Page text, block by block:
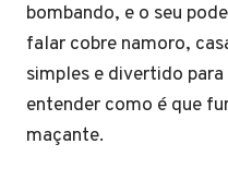
bombando, e o seu
falar cobre namoro,
simples e divertido para
entender como é que
maçante.